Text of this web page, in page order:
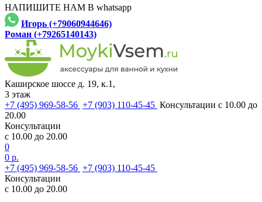
НАПИШИТЕ НАМ В whatsapp
Игорь (+79060944646)
Роман (+79265140143)
Каширское шоссе д. 19, к.1,
3 этаж
+7 (495) 969-58-56 +7 (903) 110-45-45 Консультации с 10.00 до
20.00
Консультации
с 10.00 до 20.00
0
0 р.
+7 (495) 969-58-56 +7 (903) 110-45-45
Консультации
с 10.00 до 20.00